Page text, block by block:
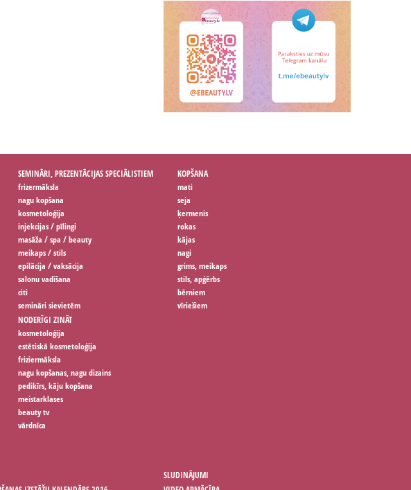
SEMINĀRI, PREZENTĀCIJAS SPECIĀLISTIEM
frizermāksla
nagu kopšana
kosmetoloģija
injekcijas / pīlingi
masāža / spa / beauty
meikaps / stils
epilācija / vaksācija
salonu vadīšana
citi
semināri sievietēm
KOPŠANA
mati
seja
ķermenis
rokas
kājas
nagi
grims, meikaps
stils, apģērbs
bērniem
vīriešiem
NODERĪGI ZINĀT
kosmetoloģija
estētiskā kosmetoloģija
friziermāksla
nagu kopšanas, nagu dizains
pedikīrs, kāju kopšana
meistarklases
beauty tv
vārdnīca
SLUDINĀJUMI